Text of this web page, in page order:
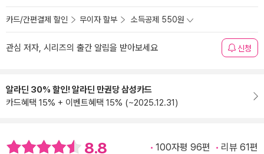
카드/간편결제 할인 무이자 할부 소득공제 550원
관심 저자, 시리즈의 출간 알림을 받아보세요 신청
알라딘 30% 할인! 알라딘 만권당 삼성카드
카드혜택 15% + 이벤트혜택 15% (~2025.12.31)
8.8 100자평 96편 리뷰 61편